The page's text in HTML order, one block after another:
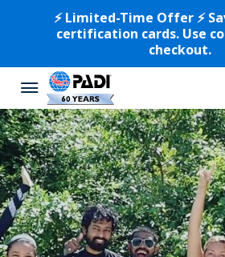
⚡️ Limited-Time Offer ⚡️
certification cards. Use
checkout.